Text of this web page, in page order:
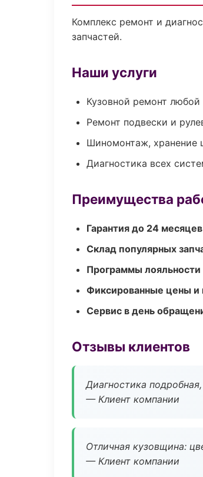
Комплекс ремонт и
запчастей.
Наши услуги
Кузовной ремонт
Ремонт подвески и
Шиномонтаж, хранение
Диагностика всех
Преимущества
Гарантия до 24
Склад популярных
Программы
Фиксированные цены и
Сервис в день
Отзывы клиентов
Диагностика
— Клиент компании
Отличная кузовщина:
— Клиент компании